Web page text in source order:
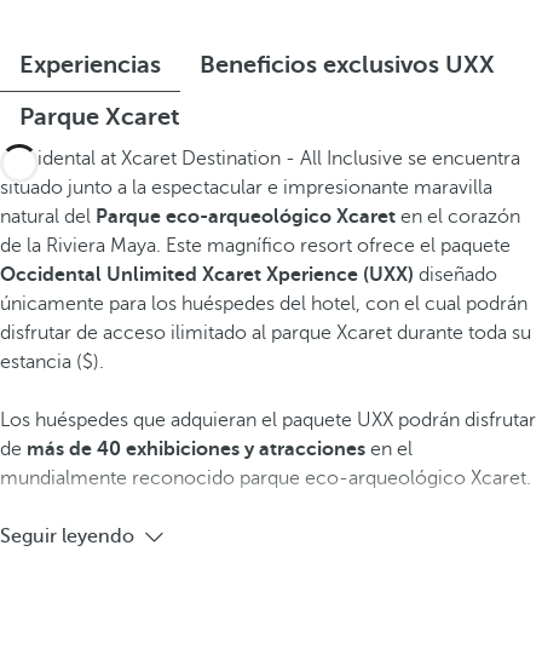
Experiencias
Beneficios exclusivos UXX
Parque Xcaret
Occidental at Xcaret Destination - All Inclusive se encuentra
situado junto a la espectacular e impresionante maravilla
natural del Parque eco-arqueológico Xcaret en el corazón
de la Riviera Maya. Este magnífico resort ofrece el paquete
Occidental Unlimited Xcaret Xperience (UXX) diseñado
únicamente para los huéspedes del hotel, con el cual podrán
disfrutar de acceso ilimitado al parque Xcaret durante toda su
estancia ($).
Los huéspedes que adquieran el paquete UXX podrán disfrutar
de más de 40 exhibiciones y atracciones en el
mundialmente reconocido parque eco-arqueológico Xcaret.
Seguir leyendo